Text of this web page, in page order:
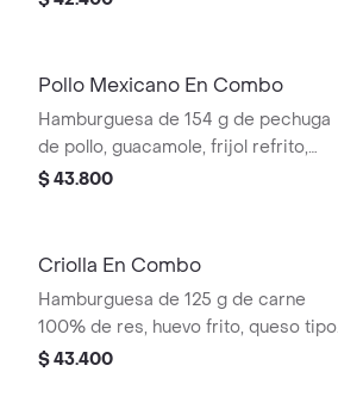
pet
Pollo Mexicano En Combo
Hamburguesa de 154 g de pechuga
de pollo, guacamole, frijol refrito,
tortillas de maíz, tomate, lechuga y
$ 43.800
Criolla En Combo
Hamburguesa de 125 g de carne
100% de res, huevo frito, queso tipo
mozzarella, cebolla grillé, tomate en
$ 43.400